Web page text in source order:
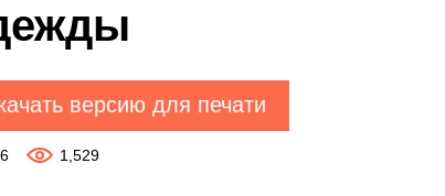
версию для печати
1,529